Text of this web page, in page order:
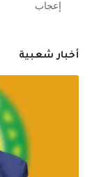
إعجاب
أخبار شعبية